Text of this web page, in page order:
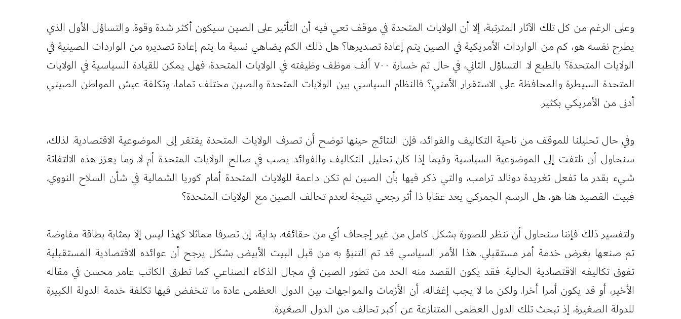
وعلى الرغم من كل تلك الآثار المترتبة، إلا أن الولايات المتحدة في موقف تعي فيه أن التأثير على الصين سيكون أكثر شدة وقوة. والتساؤل الأول الذي
يطرح نفسه هو، كم من الواردات الأمريكية في الصين يتم إعادة تصديرها؟ هل ذلك الكم يضاهي نسبة ما يتم إعادة تصديره من الواردات الصينية في
الولايات المتحدة؟ بالطبع لا. التساؤل الثاني، في حال تم خسارة ٧٠٠ ألف موظف وظيفته في الولايات المتحدة، فهل يمكن للقيادة السياسية في الولايات
المتحدة السيطرة والمحافظة على الاستقرار الأمني؟ فالنظام السياسي بين الولايات المتحدة والصين مختلف تماما، وتكلفة عيش المواطن الصيني
أدنى من الأمريكي بكثير.
وفي حال تحليلنا للموقف من ناحية التكاليف والفوائد، فإن النتائج حينها توضح أن تصرف الولايات المتحدة يفتقر إلى الموضوعية الاقتصادية. لذلك،
سنحاول أن نلتفت إلى الموضوعية السياسية وفيما إذا كان تحليل التكاليف والفوائد يصب في صالح الولايات المتحدة أم لا. وما يعزز هذه الالتفاتة
شيء بقدر ما تفعل تغريدة دونالد ترامب، والتي ذكر فيها بأن الصين لم تكن داعمة للولايات المتحدة أمام كوريا الشمالية في شأن السلاح النووي.
فبيت القصيد هنا هو، هل الرسم الجمركي يعد عقابا ذا أثر رجعي نتيجة لعدم تحالف الصين مع الولايات المتحدة؟
ولتفسير ذلك فإننا سنحاول أن ننظر للصورة بشكل كامل من غير إجحاف أي من حقائقه. بداية، إن تصرفا مماثلا كهذا ليس إلا بمثابة بطاقة مفاوضة
تم صنعها بغرض خدمة أمر مستقبلي. هذا الأمر السياسي قد تم التنبؤ به من قبل البيت الأبيض بشكل يرجح أن عوائده الاقتصادية المستقبلية
تفوق تكاليفه الاقتصادية الحالية. فقد يكون القصد منه الحد من تطور الصين في مجال الذكاء الصناعي كما تطرق الكاتب عامر محسن في مقاله
الأخير، أو قد يكون أمرا أخرا. ولكن ما لا يجب إغفاله، أن الأزمات والمواجهات بين الدول العظمى عادة ما تنخفض فيها تكلفة خدمة الدولة الكبيرة
للدولة الصغيرة، إذ تبحث تلك الدول العظمى المتنازعة عن أكبر تحالف من الدول الصغيرة.